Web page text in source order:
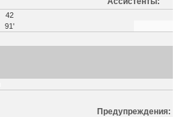
42
91'
Предупреждения: